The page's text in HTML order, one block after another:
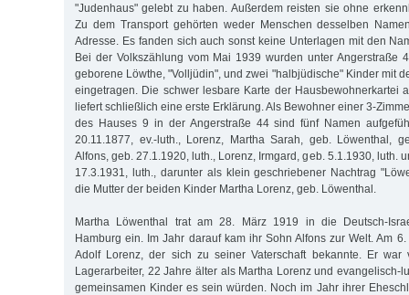
"Judenhaus" gelebt zu haben. Außerdem reisten sie ohne
Zu dem Transport gehörten weder Menschen desselben
Adresse. Es fanden sich auch sonst keine Unterlagen mit den
Bei der Volkszählung vom Mai 1939 wurden unter Angerstraße
geborene Löwthe, "Volljüdin", und zwei "halbjüdische" Kinder mit
eingetragen. Die schwer lesbare Karte der Hausbewohnerkartei
liefert schließlich eine erste Erklärung. Als Bewohner einer 3-
des Hauses 9 in der Angerstraße 44 sind fünf Namen
20.11.1877, ev.-luth., Lorenz, Martha Sarah, geb. Löwenthal,
Alfons, geb. 27.1.1920, luth., Lorenz, Irmgard, geb. 5.1.1930, luth.
17.3.1931, luth., darunter als klein geschriebener Nachtrag
die Mutter der beiden Kinder Martha Lorenz, geb. Löwenthal.
Martha Löwenthal trat am 28. März 1919 in die Deutsch-
Hamburg ein. Im Jahr darauf kam ihr Sohn Alfons zur Welt. Am
Adolf Lorenz, der sich zu seiner Vaterschaft bekannte. Er war
Lagerarbeiter, 22 Jahre älter als Martha Lorenz und evangelisch-
gemeinsamen Kinder es sein würden. Noch im Jahr ihrer